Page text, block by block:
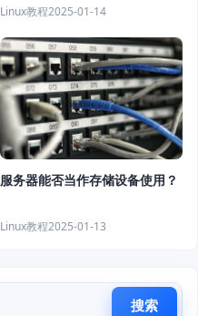
Linux教程2025-01-14
服务器能否当作存储设备使用？
Linux教程2025-01-13
搜索